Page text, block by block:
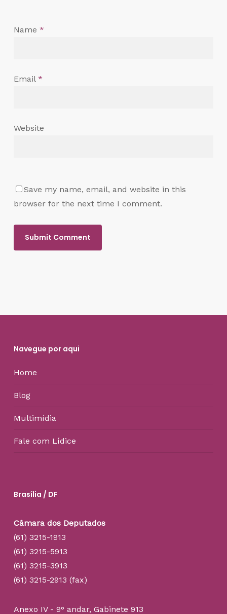
Name *
Email *
Website
Save my name, email, and website in this
browser for the next time I comment.
Navegue por aqui
Home
Blog
Multimídia
Fale com Lídice
Brasília / DF
Câmara dos Deputados
(61) 3215-1913
(61) 3215-5913
(61) 3215-3913
(61) 3215-2913 (fax)
Anexo IV - 9° andar, Gabinete 913